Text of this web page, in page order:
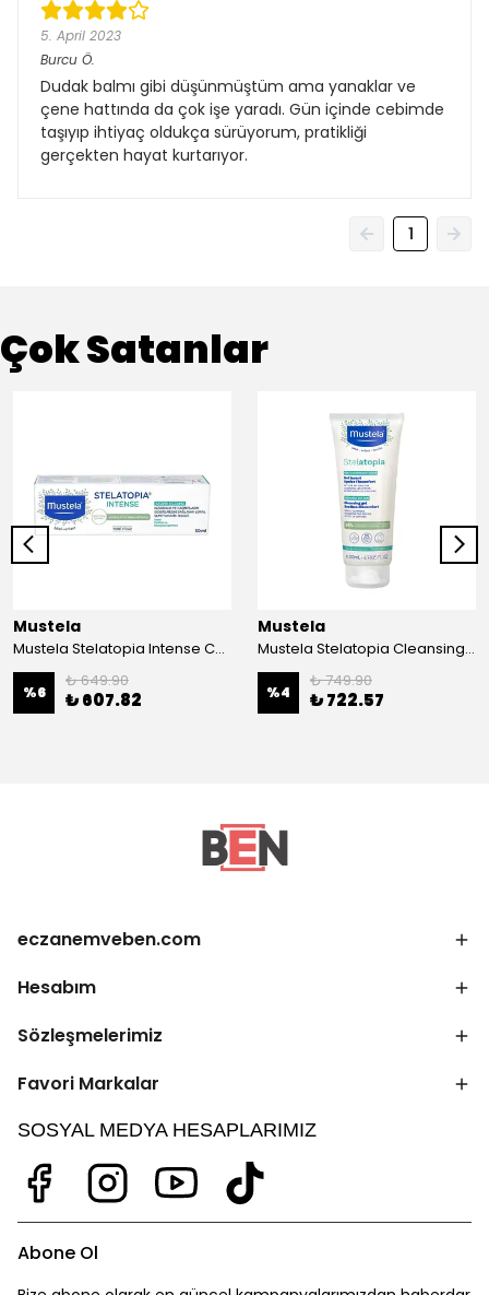
5. April 2023
Burcu Ö.
Dudak balmı gibi düşünmüştüm ama yanaklar ve
çene hattında da çok işe yaradı. Gün içinde cebimde
taşıyıp ihtiyaç oldukça sürüyorum, pratikliği
gerçekten hayat kurtarıyor.
1
Çok Satanlar
Mustela
Mustela Stelatopia Intense Care 30 ml
%6
₺ 649.90
₺ 607.82
Mustela
Mustela Stelatopia Cleansing Gel 200 ml
%4
₺ 749.90
₺ 722.57
eczanemveben.com
Hesabım
Sözleşmelerimiz
Favori Markalar
SOSYAL MEDYA HESAPLARIMIZ
Abone Ol